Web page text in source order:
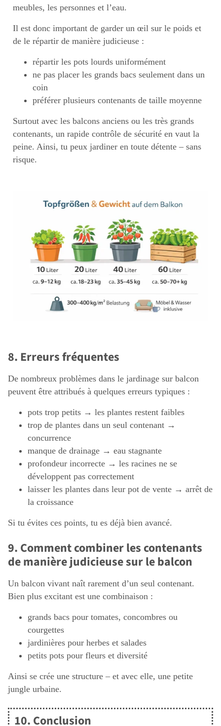
meubles, les personnes et l’eau.
Il est donc important de garder un œil sur le poids et
de le répartir de manière judicieuse :
répartir les pots lourds uniformément
ne pas placer les grands bacs seulement dans un
coin
préférer plusieurs contenants de taille moyenne
Surtout avec les balcons anciens ou les très grands
contenants, un rapide contrôle de sécurité en vaut la
peine. Ainsi, tu peux jardiner en toute détente – sans
risque.
8. Erreurs fréquentes
De nombreux problèmes dans le jardinage sur balcon
peuvent être attribués à quelques erreurs typiques :
pots trop petits → les plantes restent faibles
trop de plantes dans un seul contenant →
concurrence
manque de drainage → eau stagnante
profondeur incorrecte → les racines ne se
développent pas correctement
laisser les plantes dans leur pot de vente → arrêt de
la croissance
Si tu évites ces points, tu es déjà bien avancé.
9. Comment combiner les contenants
de manière judicieuse sur le balcon
Un balcon vivant naît rarement d’un seul contenant.
Bien plus excitant est une combinaison :
grands bacs pour tomates, concombres ou
courgettes
jardinières pour herbes et salades
petits pots pour fleurs et diversité
Ainsi se crée une structure – et avec elle, une petite
jungle urbaine.
10. Conclusion